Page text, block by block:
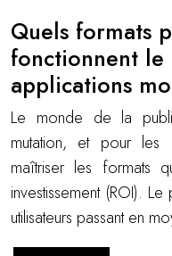
Quels formats
fonctionnent le
applications
Le monde de la
mutation, et pour les
maîtriser les formats
investissement (ROI).
utilisateurs passant en